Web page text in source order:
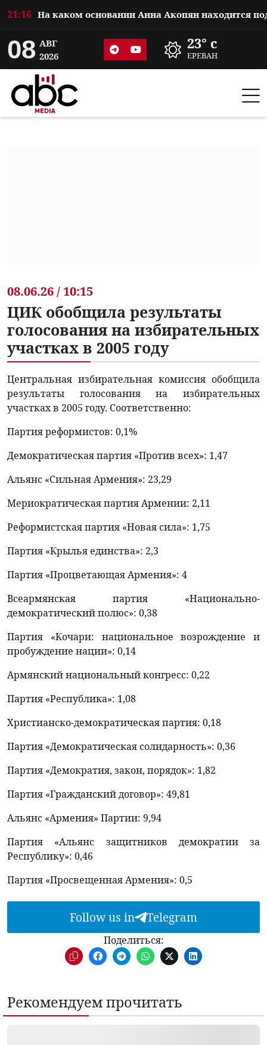
21:16
08 АВГ
2026
23° c
ЕРЕВАН
08.06.26 / 10:15
ЦИК обобщила результаты
голосования на избирательных
участках в 2005 году
Центральная избирательная комиссия обобщила
результаты голосования на избирательных
участках в 2005 году. Соответственно:
Партия реформистов: 0,1%
Демократическая партия «Против всех»: 1,47
Альянс «Сильная Армения»: 23,29
Мериократическая партия Армении: 2,11
Реформистская партия «Новая сила»: 1,75
Партия «Крылья единства»: 2,3
Партия «Процветающая Армения»: 4
Всеармянская партия «Национально-
демократический полюс»: 0,38
Партия «Кочари: национальное возрождение и
пробуждение нации»: 0,14
Армянский национальный конгресс: 0,22
Партия «Республика»: 1,08
Христианско-демократическая партия: 0,18
Партия «Демократическая солидарность»: 0,36
Партия «Демократия, закон, порядок»: 1,82
Партия «Гражданский договор»: 49,81
Альянс «Армения» Партии: 9,94
Партия «Альянс защитников демократии за
Республику»: 0,46
Партия «Просвещенная Армения»: 0,5
Follow us in Telegram
Поделиться:
Рекомендуем прочитать